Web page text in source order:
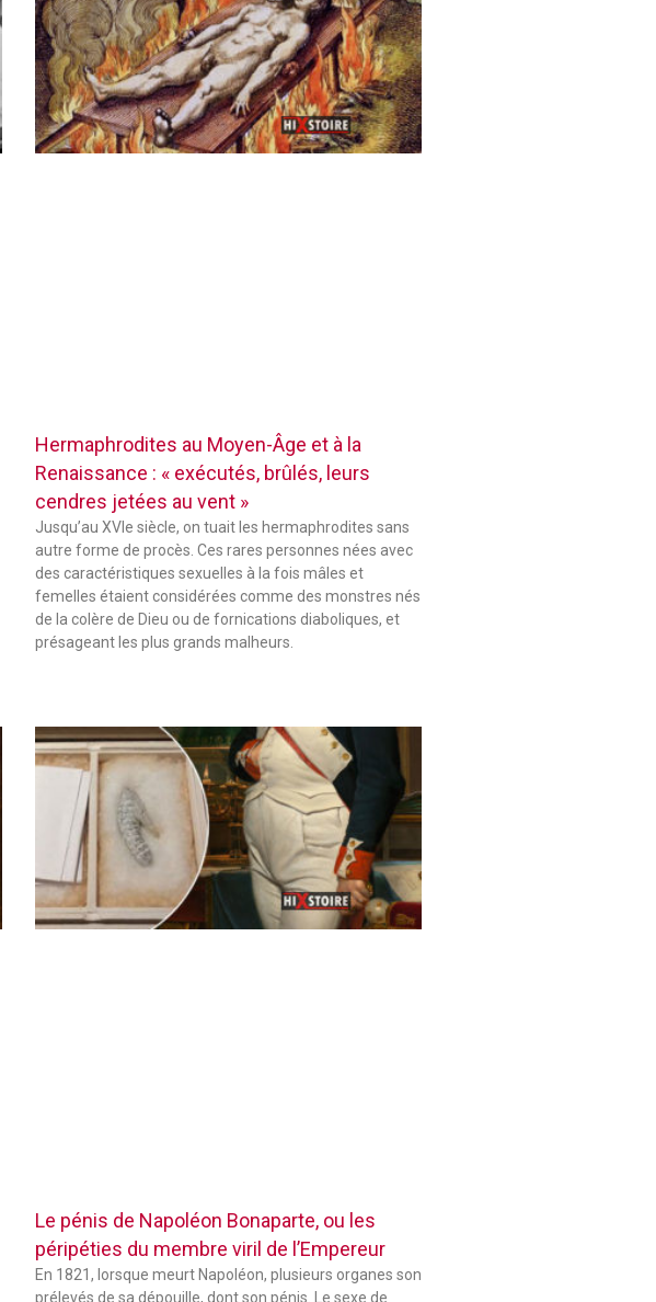
Hermaphrodites au Moyen-Âge et à la
Renaissance : « exécutés, brûlés, leurs
cendres jetées au vent »
Jusqu’au XVIe siècle, on tuait les hermaphrodites sans
autre forme de procès. Ces rares personnes nées avec
des caractéristiques sexuelles à la fois mâles et
femelles étaient considérées comme des monstres nés
de la colère de Dieu ou de fornications diaboliques, et
présageant les plus grands malheurs.
Le pénis de Napoléon Bonaparte, ou les
péripéties du membre viril de l’Empereur
En 1821, lorsque meurt Napoléon, plusieurs organes son
prélevés de sa dépouille, dont son pénis. Le sexe de